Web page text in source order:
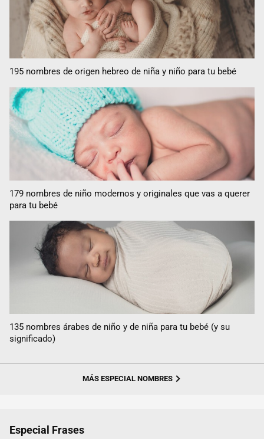
195 nombres de origen hebreo de niña y niño para tu bebé
179 nombres de niño modernos y originales que vas a querer
para tu bebé
135 nombres árabes de niño y de niña para tu bebé (y su
significado)
MÁS ESPECIAL NOMBRES
Especial Frases